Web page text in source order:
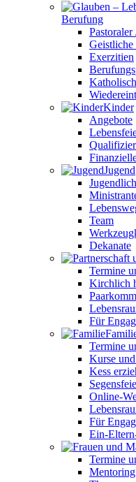
Berufung
Pastoraler
Exerzitien
Kinder
Angebote
Jugend
Team
Dekanate
Termine
Kirchlich
Für
Termine
Kurse
Kess
Online-
Für
Ein-
Termine